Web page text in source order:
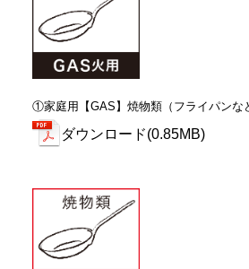
①家庭用【GAS】焼物類（フライパンな
ダウンロード(0.85MB)